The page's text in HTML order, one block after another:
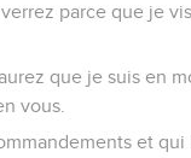
parce que je
que je suis en
vous.
et qui